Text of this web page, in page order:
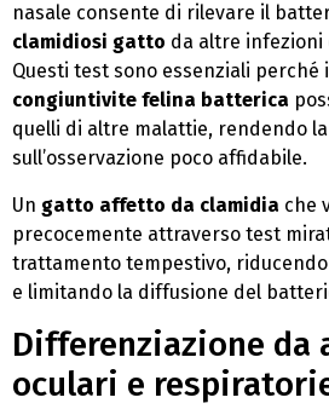
nasale consente di rilevare il
clamidiosi gatto da altre infezioni
Questi test sono essenziali perché
congiuntivite felina batterica
quelli di altre malattie, rendendo
sull’osservazione poco affidabile.
Un gatto affetto da clamidia che
precocemente attraverso test
trattamento tempestivo,
e limitando la diffusione del
Differenziazione da
oculari e